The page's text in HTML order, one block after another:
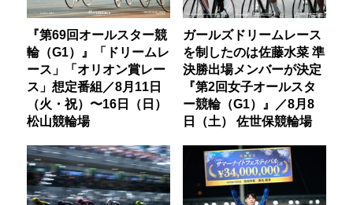
『第69回オールスター競
輪（G1）』「ドリームレ
ース」「オリオン賞レー
ス」想定番組／8月11日
（火・祝）〜16日（日）
松山競輪場
ガールズドリームレース
を制したのは佐藤水菜 準
決勝出場メンバーが決定
『第2回女子オールスタ
ー競輪（G1）』／8月8
日（土） 佐世保競輪場